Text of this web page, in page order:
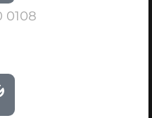
0108